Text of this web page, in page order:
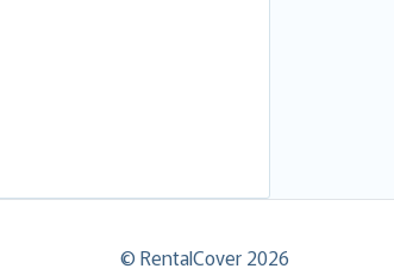
© RentalCover 2026